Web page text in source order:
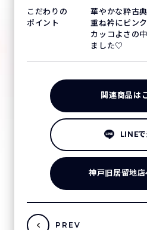
こだわりの
ポイント
華やかな粋古
重ね衿にピン
カッコよさの
ました♡
関連商品は
LINE
神戸旧居留地
PREV